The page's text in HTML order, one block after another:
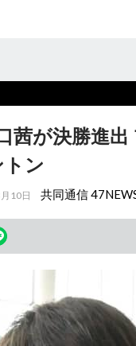
茜が決勝進出
ン
10日 共同通信